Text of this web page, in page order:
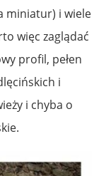
miniatur) i wiele
więc zaglądać
profil, pełen
i
i chyba o